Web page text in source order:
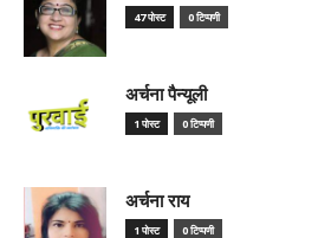
47 पोस्ट 0 टिप्पणी
अर्चना पैन्यूली
1 पोस्ट 0 टिप्पणी
अर्चना राय
1 पोस्ट 0 टिप्पणी